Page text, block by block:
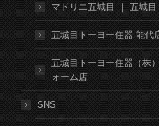
マドリエ五城目 ｜ 五城
五城目トーヨー住器 能代
五城目トーヨー住器（株
ォーム店
SNS